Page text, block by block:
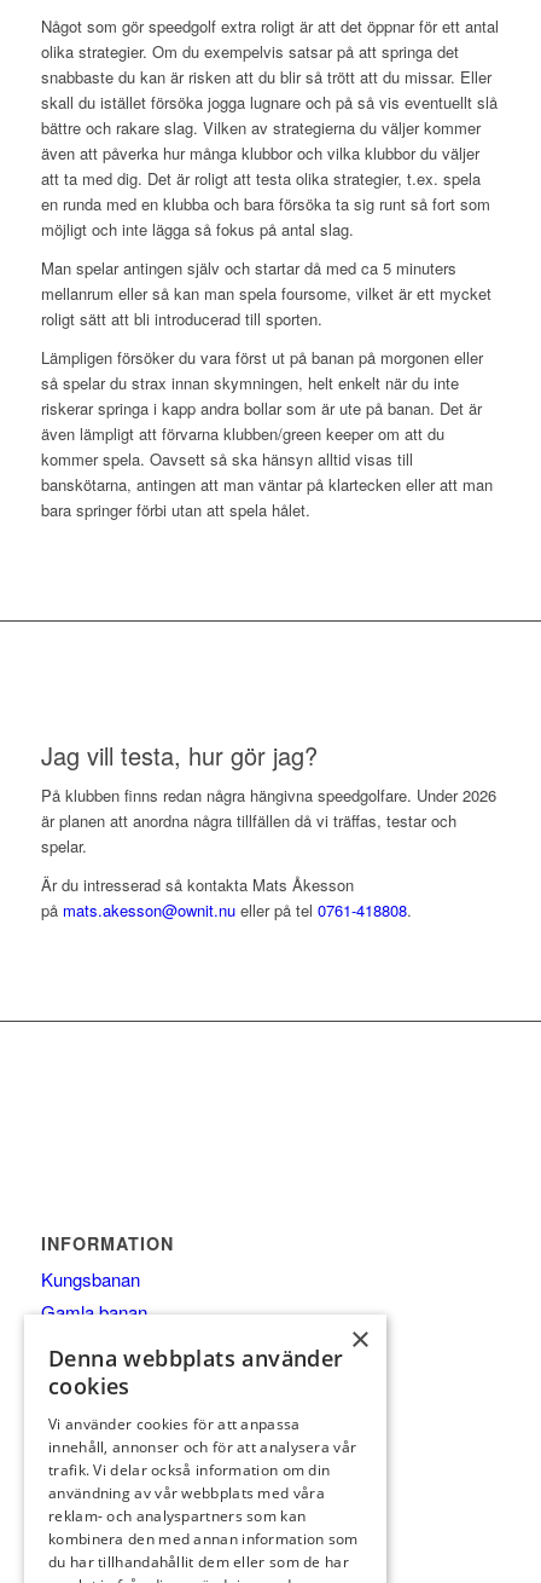
Något som gör speedgolf extra roligt är att det öppnar för ett antal
olika strategier. Om du exempelvis satsar på att springa det
snabbaste du kan är risken att du blir så trött att du missar. Eller
skall du istället försöka jogga lugnare och på så vis eventuellt slå
bättre och rakare slag. Vilken av strategierna du väljer kommer
även att påverka hur många klubbor och vilka klubbor du väljer
att ta med dig. Det är roligt att testa olika strategier, t.ex. spela
en runda med en klubba och bara försöka ta sig runt så fort som
möjligt och inte lägga så fokus på antal slag.
Man spelar antingen själv och startar då med ca 5 minuters
mellanrum eller så kan man spela foursome, vilket är ett mycket
roligt sätt att bli introducerad till sporten.
Lämpligen försöker du vara först ut på banan på morgonen eller
så spelar du strax innan skymningen, helt enkelt när du inte
riskerar springa i kapp andra bollar som är ute på banan. Det är
även lämpligt att förvarna klubben/green keeper om att du
kommer spela. Oavsett så ska hänsyn alltid visas till
banskötarna, antingen att man väntar på klartecken eller att man
bara springer förbi utan att spela hålet.
Jag vill testa, hur gör jag?
På klubben finns redan några hängivna speedgolfare. Under 2026
är planen att anordna några tillfällen då vi träffas, testar och
spelar.
Är du intresserad så kontakta Mats Åkesson
på mats.akesson@ownit.nueller på tel 0761-418808.
INFORMATION
Kungsbanan
Gamla banan
Träna
Bli Företagspartner
Golfpaket
×
Denna webbplats använder
cookies
Vi använder cookies för att anpassa
innehåll, annonser och för att analysera vår
trafik. Vi delar också information om din
användning av vår webbplats med våra
reklam- och analyspartners som kan
kombinera den med annan information som
du har tillhandahållit dem eller som de har